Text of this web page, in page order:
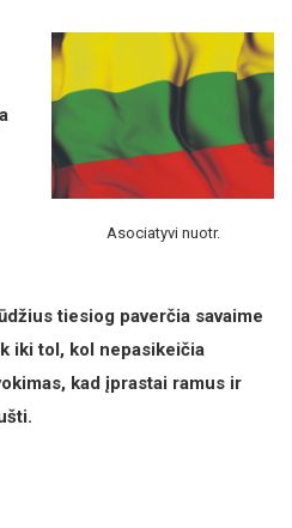
Asociatyvi nuotr.
tiesiog paverčia savaime
iki tol, kol nepasikeičia
kad įprastai ramus ir